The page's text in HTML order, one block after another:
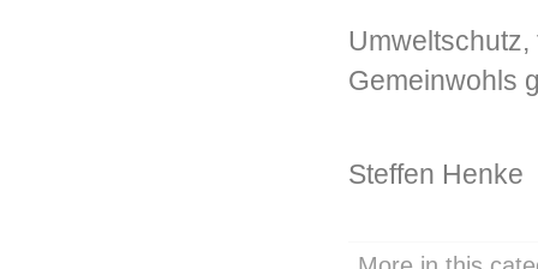
Gemeinwohls
Steffen Henke